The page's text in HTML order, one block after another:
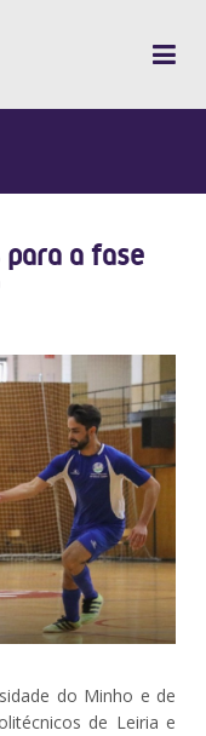
a fase
do Minho e de
de Leiria e